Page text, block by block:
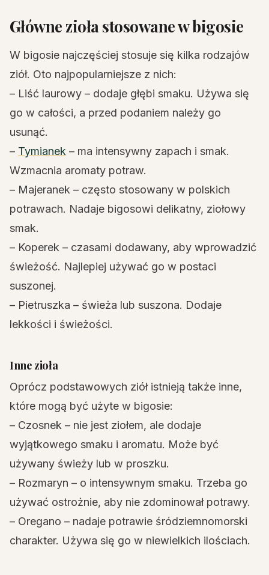
Główne zioła stosowane w bigosie
W bigosie najczęściej stosuje się kilka rodzajów
ziół. Oto najpopularniejsze z nich:
– Liść laurowy – dodaje głębi smaku. Używa się
go w całości, a przed podaniem należy go
usunąć.
– Tymianek – ma intensywny zapach i smak.
Wzmacnia aromaty potraw.
– Majeranek – często stosowany w polskich
potrawach. Nadaje bigosowi delikatny, ziołowy
smak.
– Koperek – czasami dodawany, aby wprowadzić
świeżość. Najlepiej używać go w postaci
suszonej.
– Pietruszka – świeża lub suszona. Dodaje
lekkości i świeżości.
Inne zioła
Oprócz podstawowych ziół istnieją także inne,
które mogą być użyte w bigosie:
– Czosnek – nie jest ziołem, ale dodaje
wyjątkowego smaku i aromatu. Może być
używany świeży lub w proszku.
– Rozmaryn – o intensywnym smaku. Trzeba go
używać ostrożnie, aby nie zdominował potrawy.
– Oregano – nadaje potrawie śródziemnomorski
charakter. Używa się go w niewielkich ilościach.